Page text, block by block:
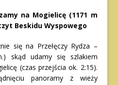
na Mogielicę (1171 m
Beskidu Wyspowego
się na Przełęczy Rydza –
skąd udamy się szlakiem
(czas przejścia ok. 2:15).
panoramy z wieży